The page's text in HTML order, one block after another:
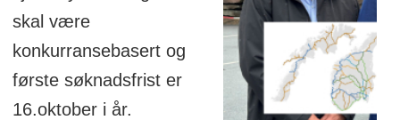
skal være
konkurransebasert og
første søknadsfrist er
16.oktober i år.